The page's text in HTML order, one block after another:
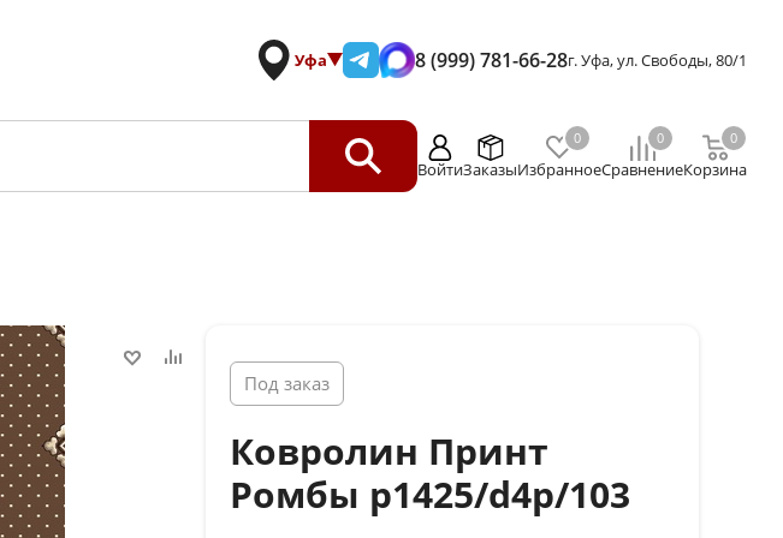
Уфа 8 (999) 781-66-28г. Уфа, ул. Свободы, 80/1
ВойтиЗаказы
0
Избранное
0
Сравнение
0
Корзина
Под заказ
Ковролин Принт
Ромбы p1425/d4p/103